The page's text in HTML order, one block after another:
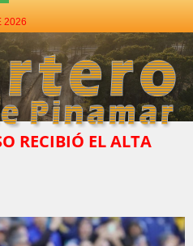
2026
RECIBIÓ EL ALTA